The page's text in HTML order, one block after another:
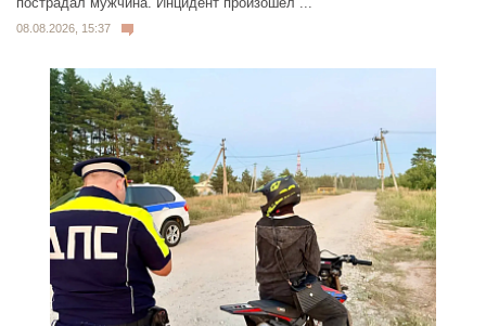
08.08.2026, 15:37